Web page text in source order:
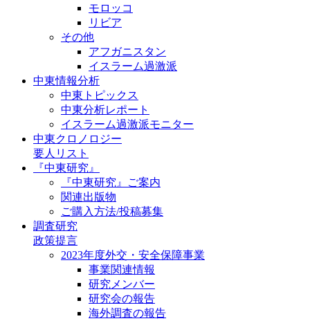
モロッコ
リビア
その他
アフガニスタン
イスラーム過激派
中東情報分析
中東トピックス
中東分析レポート
イスラーム過激派モニター
中東クロノロジー
要人リスト
『中東研究』
『中東研究』ご案内
関連出版物
ご購入方法/投稿募集
調査研究
政策提言
2023年度外交・安全保障事業
事業関連情報
研究メンバー
研究会の報告
海外調査の報告